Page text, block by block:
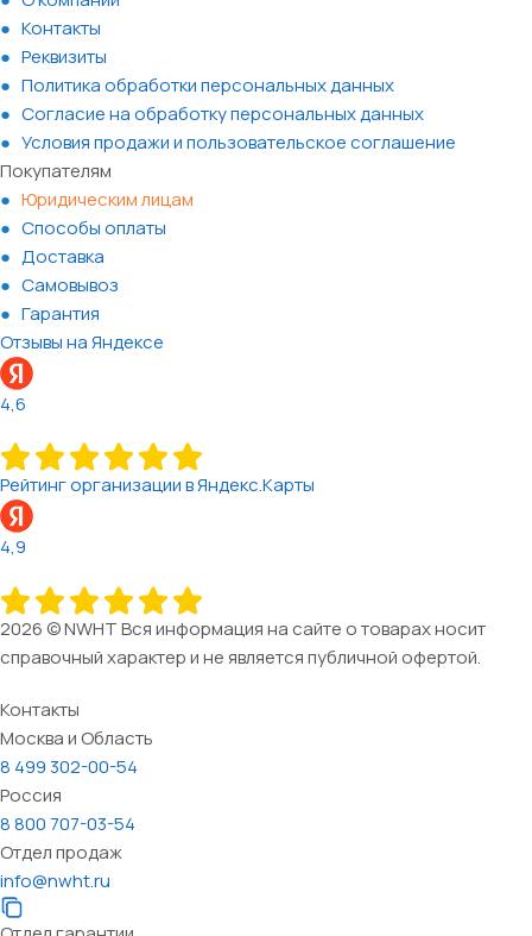
Контакты
Реквизиты
Политика обработки персональных данных
Согласие на обработку персональных данных
Условия продажи и пользовательское соглашение
Покупателям
Юридическим лицам
Способы оплаты
Доставка
Самовывоз
Гарантия
Отзывы на Яндексе
4,6
Рейтинг организации в Яндекс.Карты
4,9
2026 © NWHT Вся информация на сайте о товарах носит
справочный характер и не является публичной офертой.
Контакты
Москва и Область
8 499 302-00-54
Россия
8 800 707-03-54
Отдел продаж
info@nwht.ru